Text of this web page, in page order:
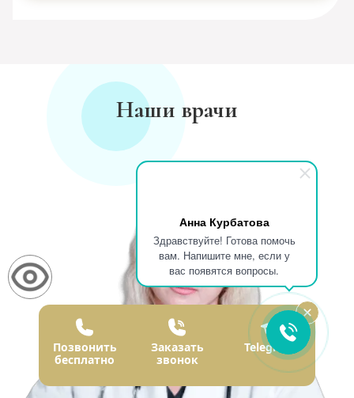
Анна Курбатова
Здравствуйте! Готова помочь
вам. Напишите мне, если у
вас появятся вопросы.
Наши врачи
Позвонить
бесплатно
Заказать
звонок
Telegram